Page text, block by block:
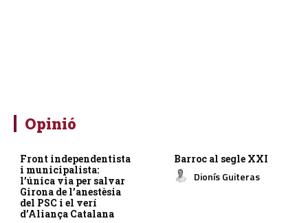
Opinió
Front independentista
i municipalista:
l’única via per salvar
Girona de l’anestèsia
del PSC i el verí
d’Aliança Catalana
Barroc al segle XXI
Dionís Guiteras